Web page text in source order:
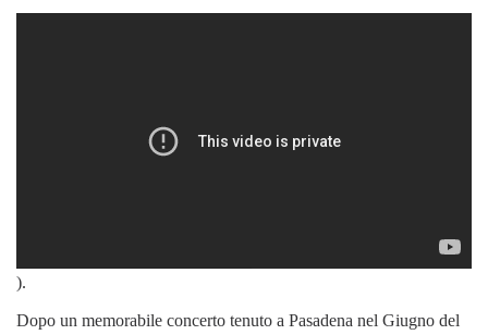
).
Dopo un memorabile concerto tenuto a Pasadena nel Giugno del